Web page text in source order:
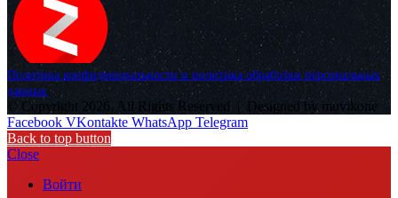
Политика конфиденциальности и политика обработки персональных
данных
© Copyright 2026, All Rights Reserved |
Designed by muvikone
Facebook VKontakte WhatsApp Telegram
Back to top button
Close
Войти